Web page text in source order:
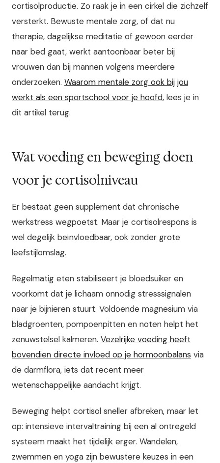
cortisolproductie. Zo raak je in een cirkel die zichzelf
versterkt. Bewuste mentale zorg, of dat nu
therapie, dagelijkse meditatie of gewoon eerder
naar bed gaat, werkt aantoonbaar beter bij
vrouwen dan bij mannen volgens meerdere
onderzoeken. Waarom mentale zorg ook bij jou
werkt als een sportschool voor je hoofd, lees je in
dit artikel terug.
Wat voeding en beweging doen
voor je cortisolniveau
Er bestaat geen supplement dat chronische
werkstress wegpoetst. Maar je cortisolrespons is
wel degelijk beïnvloedbaar, ook zonder grote
leefstijlomslag.
Regelmatig eten stabiliseert je bloedsuiker en
voorkomt dat je lichaam onnodig stresssignalen
naar je bijnieren stuurt. Voldoende magnesium via
bladgroenten, pompoenpitten en noten helpt het
zenuwstelsel kalmeren. Vezelrijke voeding heeft
bovendien directe invloed op je hormoonbalans via
de darmflora, iets dat recent meer
wetenschappelijke aandacht krijgt.
Beweging helpt cortisol sneller afbreken, maar let
op: intensieve intervaltraining bij een al ontregeld
systeem maakt het tijdelijk erger. Wandelen,
zwemmen en yoga zijn bewustere keuzes in een